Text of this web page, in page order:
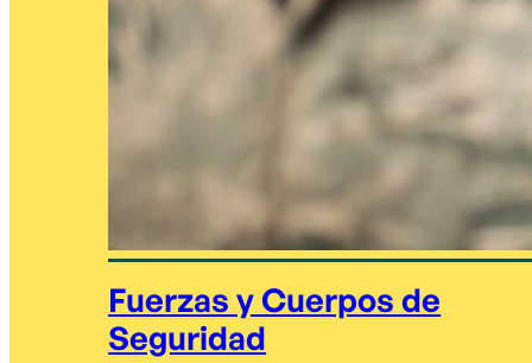
Fuerzas y Cuerpos de
Seguridad